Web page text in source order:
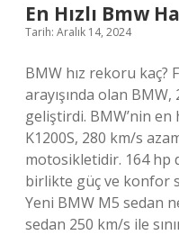
En Hızlı Bmw
Tarih: Aralık 14, 2024
BMW hız rekoru kaç?
arayışında olan
geliştirdi. BMW’nin en
K1200S, 280 km/s
motosikletidir. 164
birlikte güç ve konfor
Yeni BMW M5 sedan
sedan 250 km/s ile